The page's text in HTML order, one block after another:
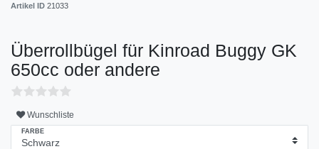
Artikel ID 21033
Überrollbügel für Kinroad Buggy GK
650cc oder andere
Wunschliste
FARBE